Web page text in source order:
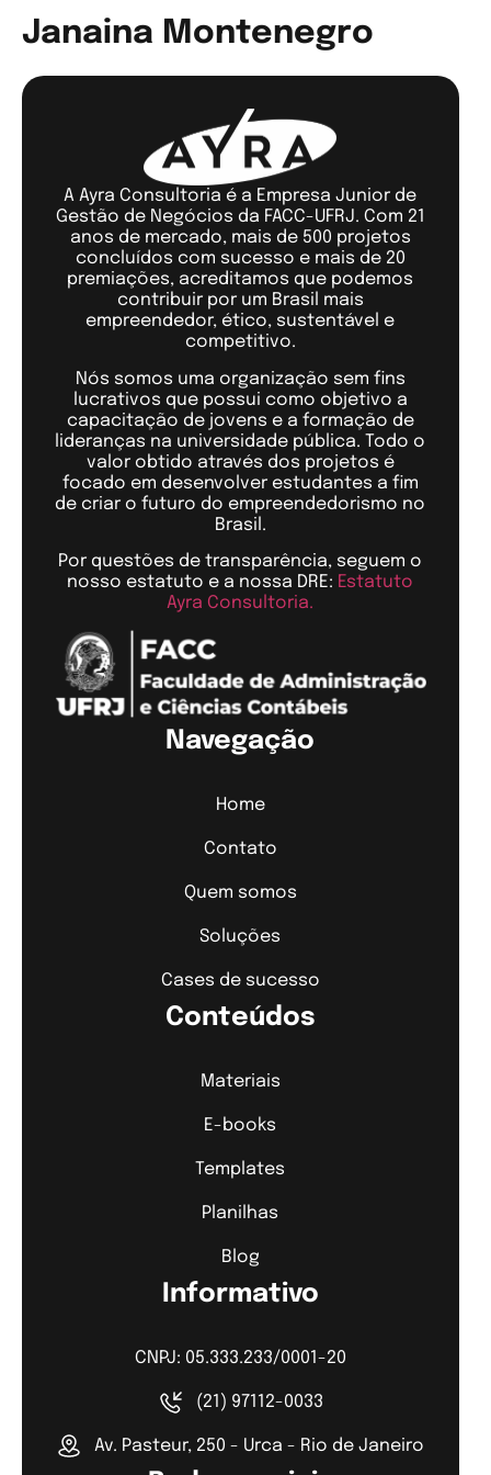
Janaina Montenegro
A Ayra Consultoria é a Empresa Junior de
Gestão de Negócios da FACC-UFRJ. Com 21
anos de mercado, mais de 500 projetos
concluídos com sucesso e mais de 20
premiações, acreditamos que podemos
contribuir por um Brasil mais
empreendedor, ético, sustentável e
competitivo.
Nós somos uma organização sem fins
lucrativos que possui como objetivo a
capacitação de jovens e a formação de
lideranças na universidade pública. Todo o
valor obtido através dos projetos é
focado em desenvolver estudantes a fim
de criar o futuro do empreendedorismo no
Brasil.
Por questões de transparência, seguem o
nosso estatuto e a nossa DRE: Estatuto
Ayra Consultoria.
Navegação
Home
Contato
Quem somos
Soluções
Cases de sucesso
Conteúdos
Materiais
E-books
Templates
Planilhas
Blog
Informativo
CNPJ: 05.333.233/0001-20
(21) 97112-0033
Av. Pasteur, 250 - Urca - Rio de Janeiro